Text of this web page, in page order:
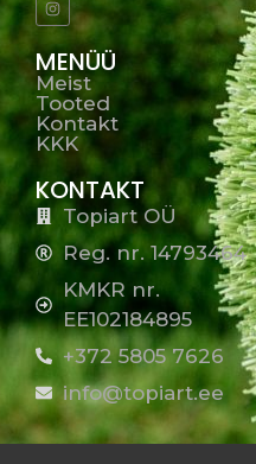
MENÜÜ
Meist
Tooted
Kontakt
KKK
KONTAKT
Topiart OÜ
Reg. nr. 14793464
KMKR nr.
EE102184895
+372 5805 7626
info@topiart.ee